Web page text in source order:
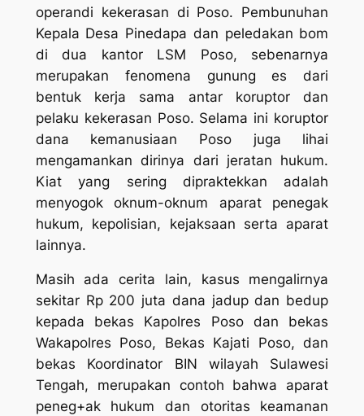
operandi kekerasan di Poso. Pembunuhan
Kepala Desa Pinedapa dan peledakan bom
di dua kantor LSM Poso, sebenarnya
merupakan fenomena gunung es dari
bentuk kerja sama antar koruptor dan
pelaku kekerasan Poso. Selama ini koruptor
dana kemanusiaan Poso juga lihai
mengamankan dirinya dari jeratan hukum.
Kiat yang sering dipraktekkan adalah
menyogok oknum-oknum aparat penegak
hukum, kepolisian, kejaksaan serta aparat
lainnya.
Masih ada cerita lain, kasus mengalirnya
sekitar Rp 200 juta dana jadup dan bedup
kepada bekas Kapolres Poso dan bekas
Wakapolres Poso, Bekas Kajati Poso, dan
bekas Koordinator BIN wilayah Sulawesi
Tengah, merupakan contoh bahwa aparat
peneg+ak hukum dan otoritas keamanan